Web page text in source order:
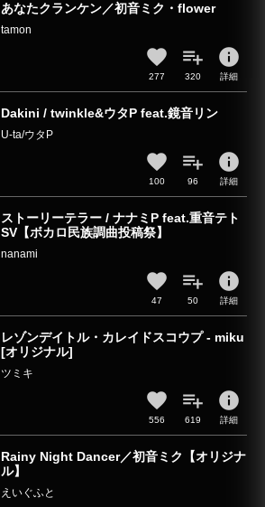
あなたクランケン／初音ミク・flower
tamon
277 320
info
詳細
Dakini / twinkle&ウタP feat.鏡音リン
U-ta/ウタP
100 96
info
詳細
ストーリーテラー / ナナミP feat.重音テト
SV【ボカロ民族調曲投稿祭】
nanami
47 50
info
詳細
レゾンデイトル・カレイドスコウプ - miku
[オリジナル]
ツミキ
556 619
info
詳細
Rainy Night Dancer／初音ミク【オリジナ
ル】
えいぐふと